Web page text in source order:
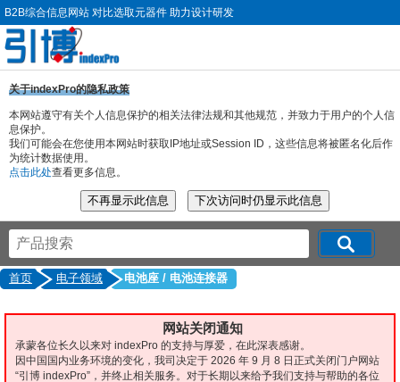
B2B综合信息网站 对比选取元器件 助力设计研发
关于indexPro的隐私政策
本网站遵守有关个人信息保护的相关法律法规和其他规范，并致力于用户的个人信
息保护。
我们可能会在您使用本网站时获取IP地址或Session ID，这些信息将被匿名化后作
为统计数据使用。
点击此处查看更多信息。
首页 电子领域 电池座 / 电池连接器
网站关闭通知
承蒙各位长久以来对 indexPro 的支持与厚爱，在此深表感谢。
因中国国内业务环境的变化，我司决定于 2026 年 9 月 8 日正式关闭门户网站
“引博 indexPro”，并终止相关服务。对于长期以来给予我们支持与帮助的各位